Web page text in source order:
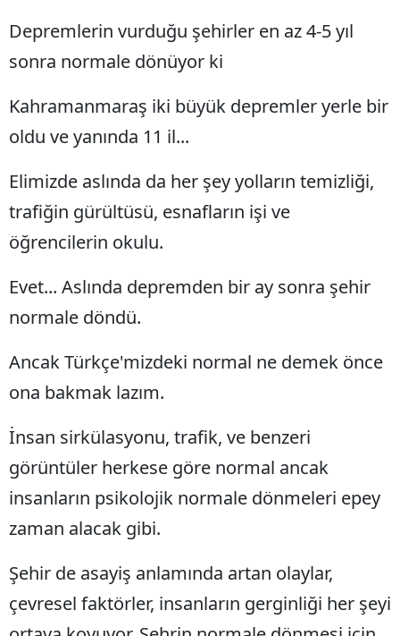
Depremlerin vurduğu şehirler en az 4-5 yıl
sonra normale dönüyor ki
Kahramanmaraş iki büyük depremler yerle bir
oldu ve yanında 11 il...
Elimizde aslında da her şey yolların temizliği,
trafiğin gürültüsü, esnafların işi ve
öğrencilerin okulu.
Evet... Aslında depremden bir ay sonra şehir
normale döndü.
Ancak Türkçe'mizdeki normal ne demek önce
ona bakmak lazım.
İnsan sirkülasyonu, trafik, ve benzeri
görüntüler herkese göre normal ancak
insanların psikolojik normale dönmeleri epey
zaman alacak gibi.
Şehir de asayiş anlamında artan olaylar,
çevresel faktörler, insanların gerginliği her şeyi